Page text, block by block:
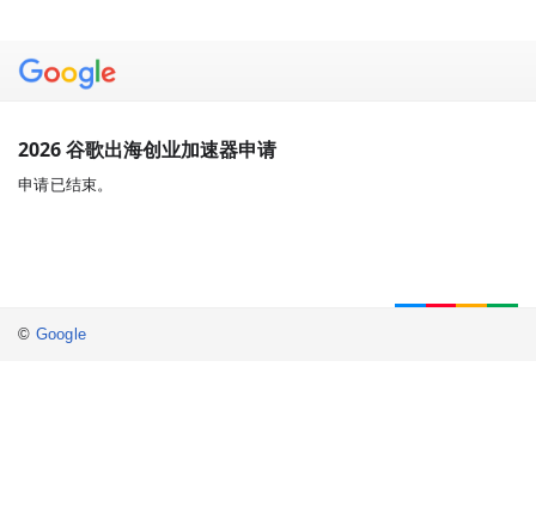
2026 谷歌出海创业加速器申请
申请已结束。
© Google